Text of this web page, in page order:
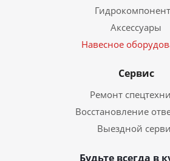
Аксессуары
Навесное
Сервис
Ремонт
Восстановление
Выездной
Будьте всегда в